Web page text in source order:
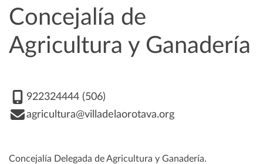
Concejalía de
Agricultura y Ganadería
922324444 (506)
agricultura@villadelaorotava.org
Concejalía Delegada de Agricultura y Ganadería.